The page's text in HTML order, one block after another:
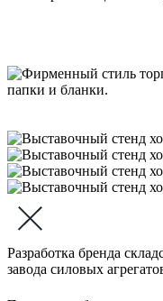
Разработка бренда
завода силовых